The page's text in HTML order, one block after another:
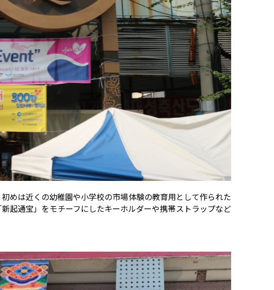
めは近くの幼稚園や小学校の市場体験の教育用として作られた
起通宝」をモチーフにしたキーホルダーや携帯ストラップなど